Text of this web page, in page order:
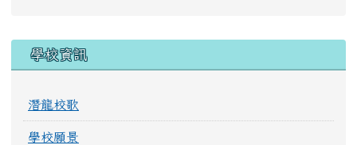
學校資訊
潛龍校歌
學校願景